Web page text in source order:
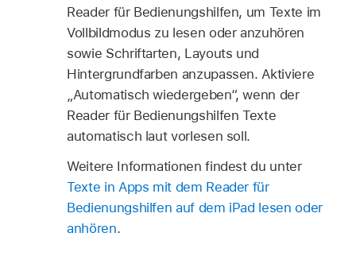
Reader für Bedienungshilfen, um Texte im
Vollbildmodus zu lesen oder anzuhören
sowie Schriftarten, Layouts und
Hintergrundfarben anzupassen. Aktiviere
„Automatisch wiedergeben“, wenn der
Reader für Bedienungshilfen Texte
automatisch laut vorlesen soll.
Weitere Informationen findest du unter
Texte in Apps mit dem Reader für
Bedienungshilfen auf dem iPad lesen oder
anhören.